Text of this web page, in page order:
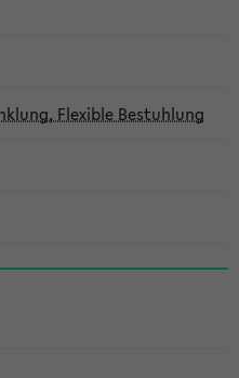
Flexible Bestuhlung